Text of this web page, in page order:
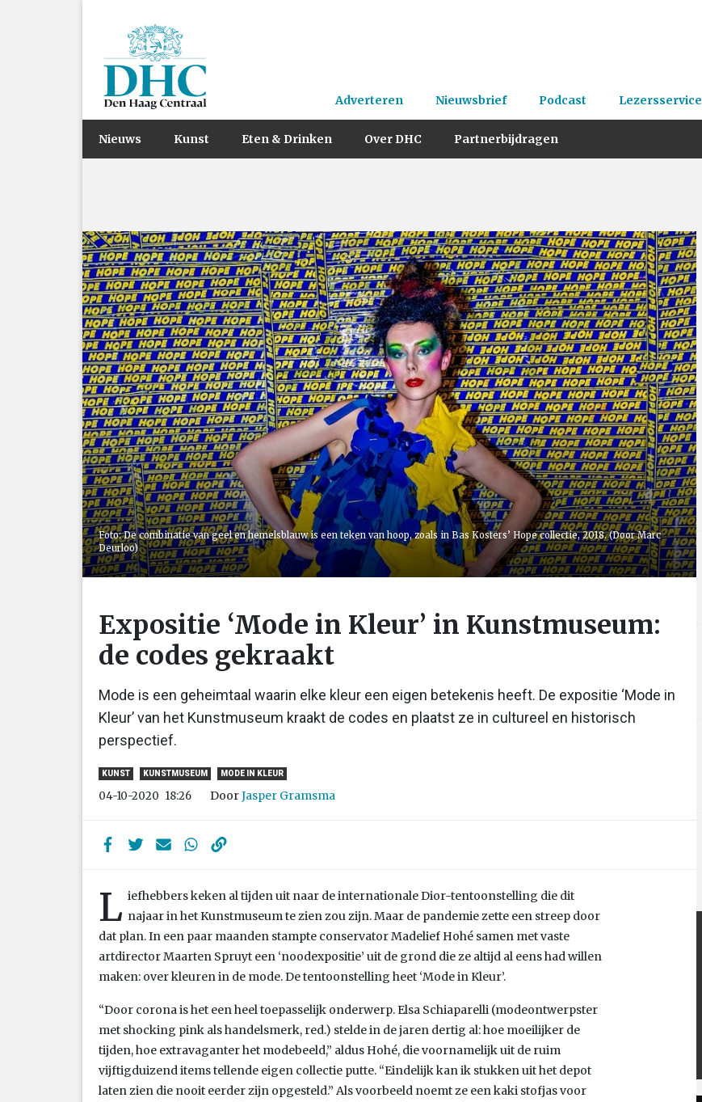
Adverteren Nieuwsbrief Podcast Lezersservice
Nieuws Kunst Eten & Drinken Over DHC Partnerbijdragen
Foto: De combinatie van geel en hemelsblauw is een teken van hoop, zoals in Bas Kosters’ Hope collectie, 2018. (Door Marc
Deurloo)
Expositie ‘Mode in Kleur’ in Kunstmuseum:
de codes gekraakt
Mode is een geheimtaal waarin elke kleur een eigen betekenis heeft. De expositie ‘Mode in
Kleur’ van het Kunstmuseum kraakt de codes en plaatst ze in cultureel en historisch
perspectief.
KUNST KUNSTMUSEUM MODE IN KLEUR
04-10-2020 18:26 DoorJasper Gramsma
L iefhebbers keken al tijden uit naar de internationale Dior-tentoonstelling die dit
najaar in het Kunstmuseum te zien zou zijn. Maar de pandemie zette een streep door
dat plan. In een paar maanden stampte conservator Madelief Hohé samen met vaste
artdirector Maarten Spruyt een ‘noodexpositie’ uit de grond die ze altijd al eens had willen
maken: over kleuren in de mode. De tentoonstelling heet ‘Mode in Kleur’.
“Door corona is het een heel toepasselijk onderwerp. Elsa Schiaparelli (modeontwerpster
met shocking pink als handelsmerk, red.) stelde in de jaren dertig al: hoe moeilijker de
tijden, hoe extravaganter het modebeeld,” aldus Hohé, die voornamelijk uit de ruim
vijftigduizend items tellende eigen collectie putte. “Eindelijk kan ik stukken uit het depot
laten zien die nooit eerder zijn opgesteld.” Als voorbeeld noemt ze een kaki stofjas voor